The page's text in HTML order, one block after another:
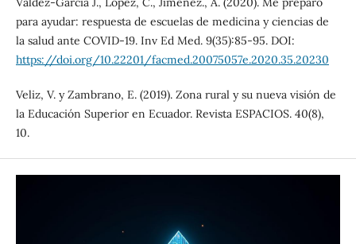
para ayudar: respuesta de escuelas de medicina y ciencias de
la salud ante COVID-19. Inv Ed Med. 9(35):85-95. DOI:
https://doi.org/10.22201/facmed.20075057e.2020.35.20230
Veliz, V. y Zambrano, E. (2019). Zona rural y su nueva visión de
la Educación Superior en Ecuador. Revista ESPACIOS. 40(8),
10.